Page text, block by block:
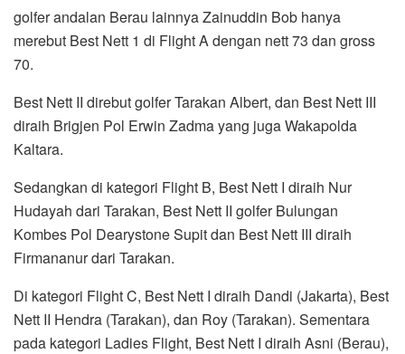
golfer andalan Berau lainnya Zainuddin Bob hanya
merebut Best Nett 1 di Flight A dengan nett 73 dan gross
70.
Best Nett II direbut golfer Tarakan Albert, dan Best Nett III
diraih Brigjen Pol Erwin Zadma yang juga Wakapolda
Kaltara.
Sedangkan di kategori Flight B, Best Nett I diraih Nur
Hudayah dari Tarakan, Best Nett II golfer Bulungan
Kombes Pol Dearystone Supit dan Best Nett III diraih
Firmananur dari Tarakan.
Di kategori Flight C, Best Nett I diraih Dandi (Jakarta), Best
Nett II Hendra (Tarakan), dan Roy (Tarakan). Sementara
pada kategori Ladies Flight, Best Nett I diraih Asni (Berau),